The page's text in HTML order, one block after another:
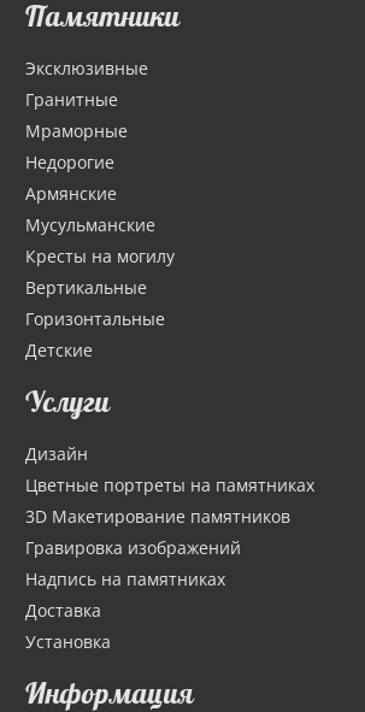
Памятники
Эксклюзивные
Гранитные
Мраморные
Недорогие
Армянские
Мусульманские
Кресты на могилу
Вертикальные
Горизонтальные
Детские
Услуги
Дизайн
Цветные портреты на памятниках
3D Макетирование памятников
Гравировка изображений
Надпись на памятниках
Доставка
Установка
Информация